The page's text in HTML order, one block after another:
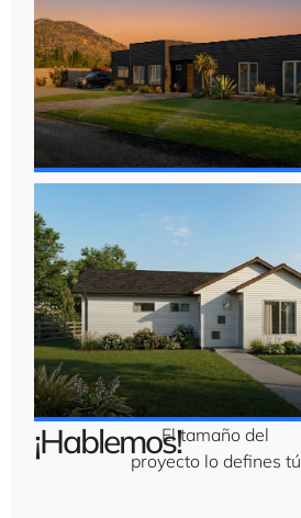
¡Hablemos!El tamaño del
proyecto lo defines tú